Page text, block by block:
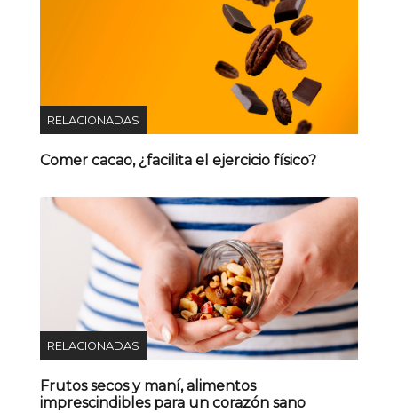
RELACIONADAS
Comer cacao, ¿facilita el ejercicio físico?
RELACIONADAS
Frutos secos y maní, alimentos
imprescindibles para un corazón sano